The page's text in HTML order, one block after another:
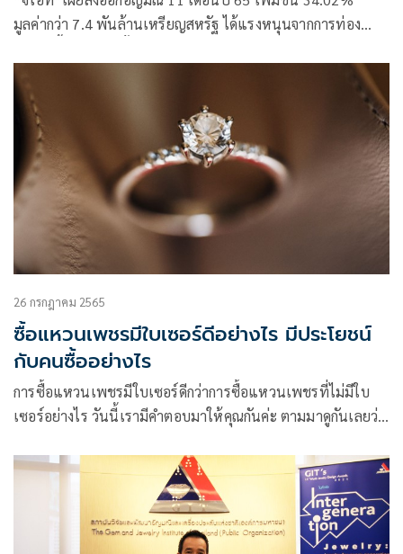
มูลค่ากว่า 7.4 พันล้านเหรียญสหรัฐ ได้แรงหนุนจากการท่อง
ครองชีพสูง ฉุดกำลังซื้อ
26 กรกฎาคม 2565
ซื้อแหวนเพชรมีใบเซอร์ดีอย่างไร มีประโยชน์
กับคนซื้ออย่างไร
การซื้อแหวนเพชรมีใบเซอร์ดีกว่าการซื้อแหวนเพชรที่ไม่มีใบ
เซอร์อย่างไร วันนี้เรามีคำตอบมาให้คุณกันค่ะ ตามมาดูกันเลยว่า